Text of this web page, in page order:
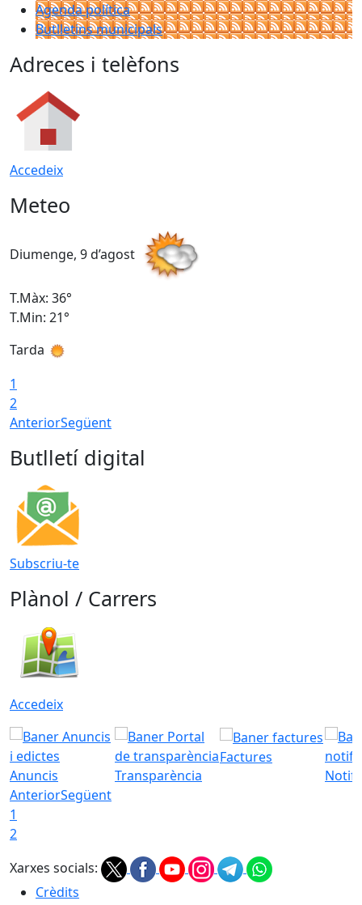
Agenda política
Butlletins municipals
Adreces i telèfons
Accedeix
Meteo
Diumenge, 9 d’agost
T.Màx: 36°
T.Min: 21°
Tarda
1
2
AnteriorSegüent
Butlletí digital
Subscriu-te
Plànol / Carrers
Accedeix
Anuncis Transparència
Factures
AnteriorSegüent
1
2
Xarxes socials:
Crèdits